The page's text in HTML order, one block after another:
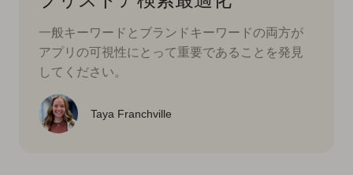
一般キーワードとブランドキーワードの両方が
アプリの可視性にとって重要であることを発見
してください。
Taya Franchville